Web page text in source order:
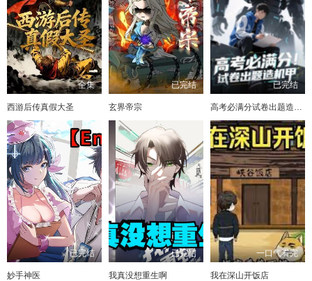
全集
西游后传真假大圣
已完结
玄界帝宗
已完结
高考必满分试卷出题造机甲
已完结
妙手神医
已完结
我真没想重生啊
一口气看完
我在深山开饭店